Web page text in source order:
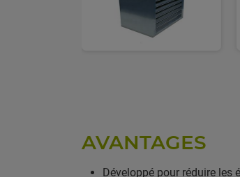
AVANTAGES
Développé pour réduire les